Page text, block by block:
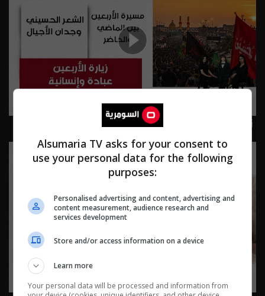
Alsumaria TV asks for your consent to
use your personal data for the following
purposes:
Personalised advertising and content, advertising and
content measurement, audience research and
services development
Store and/or access information on a device
Learn more
Your personal data will be processed and information from